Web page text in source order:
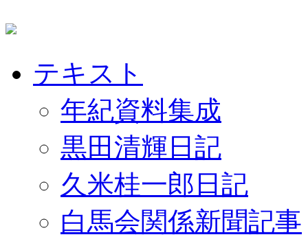
テキスト
年紀資料集成
黒田清輝日記
久米桂一郎日記
白馬会関係新聞記事